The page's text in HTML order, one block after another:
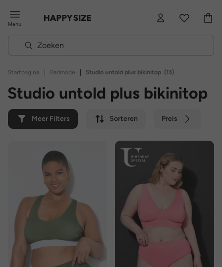
Menu
Startpagina | Badmode | Studio untold plus bikinitop (13)
Studio untold plus bikinitop
Meer Filters Sorteren Preis